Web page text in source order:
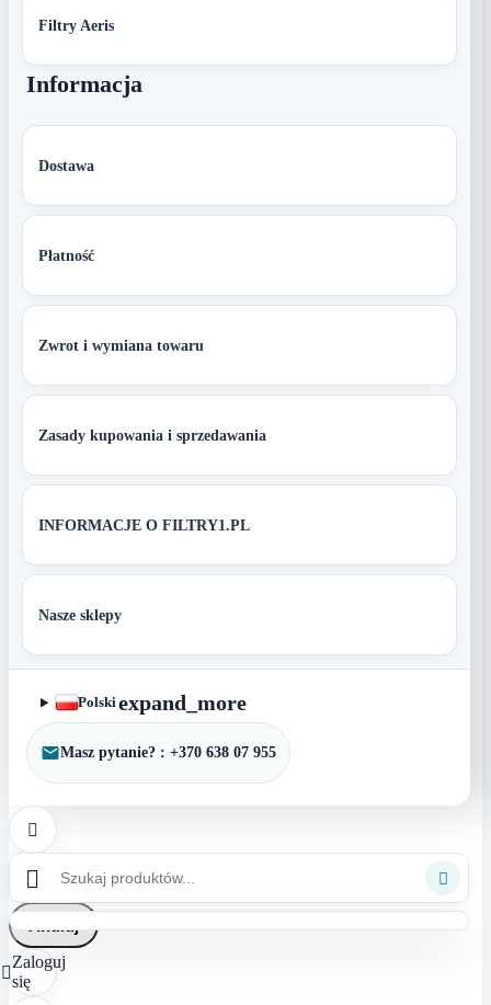
Filtry Aeris
Informacja
Dostawa
Płatność
Zwrot i wymiana towaru
Zasady kupowania i sprzedawania
INFORMACJE O FILTRY1.PL
Nasze sklepy
Polskiexpand_more
Masz pytanie? : +370 638 07 955

 
Anuluj

Zaloguj
się